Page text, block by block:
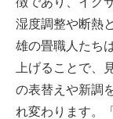
湿度調整や断熱
雄の畳職人たち
上げることで、
の表替えや新調
れ変わります。